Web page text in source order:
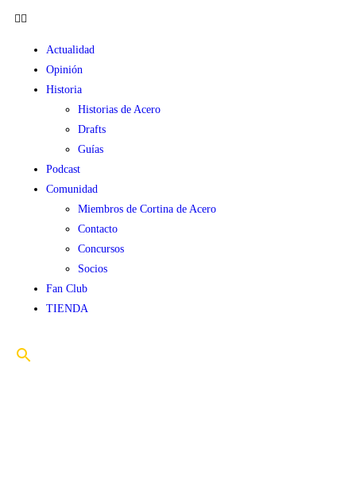
Actualidad
Opinión
Historia
Historias de Acero
Drafts
Guías
Podcast
Comunidad
Miembros de Cortina de Acero
Contacto
Concursos
Socios
Fan Club
TIENDA